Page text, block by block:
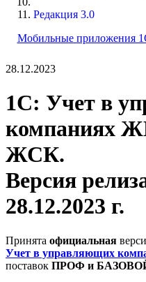
Редакция 3.0
Мобильные приложения
28.12.2023
1С: Учет в
компаниях
ЖСК.
Версия
28.12.2023 г.
Принята официальная
Учет в управляющих
поставок ПРОФ и